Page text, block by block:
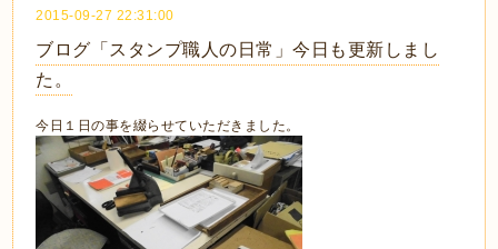
2015-09-27 22:31:00
ブログ「スタンプ職人の日常」今日も更新しまし
た。
今日１日の事を綴らせていただきました。